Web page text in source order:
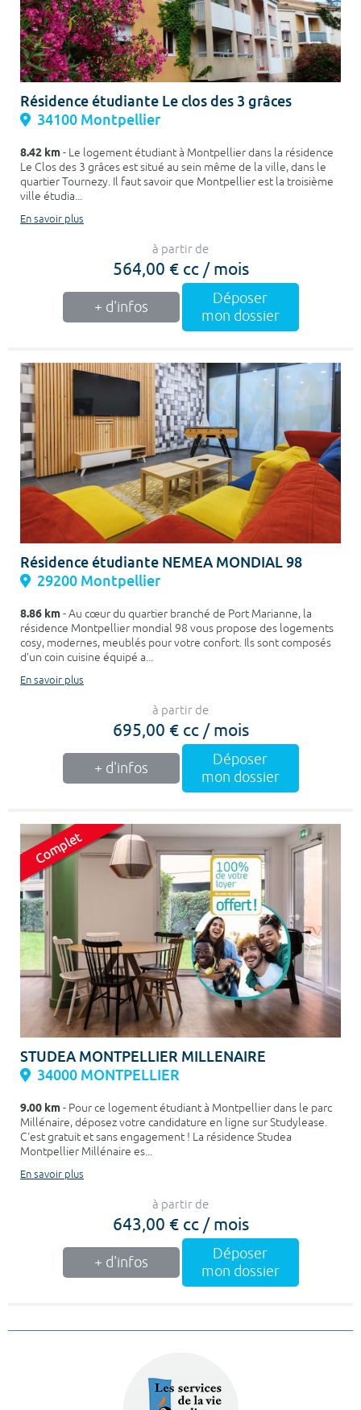
Résidence étudiante Le clos des 3 grâces
34100 Montpellier
8.42 km- Le logement étudiant à Montpellier dans la résidence
Le Clos des 3 grâces est situé au sein même de la ville, dans le
quartier Tournezy. Il faut savoir que Montpellier est la troisième
ville étudia...
En savoir plus
à partir de
564,00 € cc / mois
+ d'infos
Déposer
mon dossier
Résidence étudiante NEMEA MONDIAL 98
29200 Montpellier
8.86 km- Au cœur du quartier branché de Port Marianne, la
résidence Montpellier mondial 98 vous propose des logements
cosy, modernes, meublés pour votre confort. Ils sont composés
d’un coin cuisine équipé a...
En savoir plus
à partir de
695,00 € cc / mois
+ d'infos
Déposer
mon dossier
STUDEA MONTPELLIER MILLENAIRE
34000 MONTPELLIER
9.00 km- Pour ce logement étudiant à Montpellier dans le parc
Millénaire, déposez votre candidature en ligne sur Studylease.
C'est gratuit et sans engagement ! La résidence Studea
Montpellier Millénaire es...
En savoir plus
à partir de
643,00 € cc / mois
+ d'infos
Déposer
mon dossier